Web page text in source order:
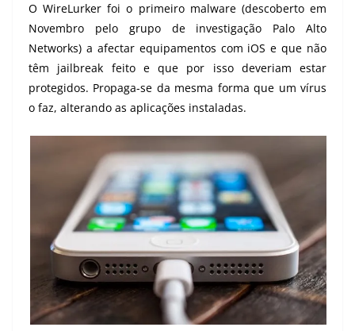
O WireLurker foi o primeiro malware (descoberto em
Novembro pelo grupo de investigação Palo Alto
Networks) a afectar equipamentos com iOS e que não
têm jailbreak feito e que por isso deveriam estar
protegidos. Propaga-se da mesma forma que um vírus
o faz, alterando as aplicações instaladas.